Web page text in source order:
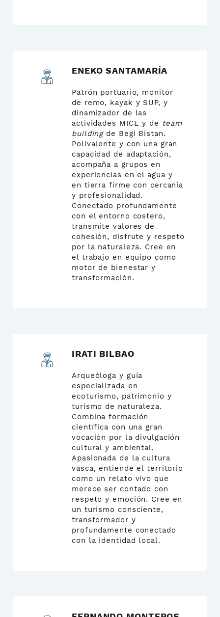
ENEKO SANTAMARÍA
Patrón portuario, monitor
de remo, kayak y SUP, y
dinamizador de las
actividades MICE y de team
buildingde Begi Bistan.
Polivalente y con una gran
capacidad de adaptación,
acompaña a grupos en
experiencias en el agua y
en tierra firme con cercanía
y profesionalidad.
Conectado profundamente
con el entorno costero,
transmite valores de
cohesión, disfrute y respeto
por la naturaleza. Cree en
el trabajo en equipo como
motor de bienestar y
transformación.
IRATI BILBAO
Arqueóloga y guía
especializada en
ecoturismo, patrimonio y
turismo de naturaleza.
Combina formación
científica con una gran
vocación por la divulgación
cultural y ambiental.
Apasionada de la cultura
vasca, entiende el territorio
como un relato vivo que
merece ser contado con
respeto y emoción. Cree en
un turismo consciente,
transformador y
profundamente conectado
con la identidad local.